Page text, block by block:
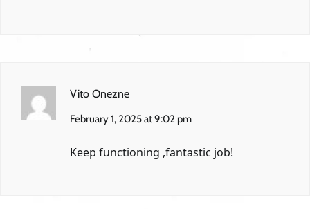
Vito Onezne
February 1, 2025 at 9:02 pm
Keep functioning ,fantastic job!